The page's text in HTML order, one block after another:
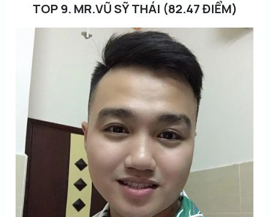
TOP 9. MR.VŨ SỸ THÁI (82.47 ĐIỂM)